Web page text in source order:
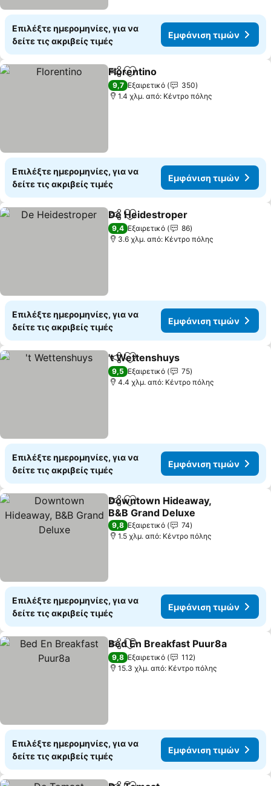
Επιλέξτε ημερομηνίες, για να
δείτε τις ακριβείς τιμές
Εμφάνιση τιμών
Κοινοποίηση
Προσθήκη στα αγαπημένα
Florentino
9,7 Εξαιρετικό
350
1.4 χλμ. από: Κέντρο πόλης
Επιλέξτε ημερομηνίες, για να
δείτε τις ακριβείς τιμές
Εμφάνιση τιμών
Κοινοποίηση
Προσθήκη στα αγαπημένα
De Heidestroper
9,4 Εξαιρετικό
86
3.6 χλμ. από: Κέντρο πόλης
Επιλέξτε ημερομηνίες, για να
δείτε τις ακριβείς τιμές
Εμφάνιση τιμών
Κοινοποίηση
Προσθήκη στα αγαπημένα
't Wettenshuys
9,5 Εξαιρετικό
75
4.4 χλμ. από: Κέντρο πόλης
Επιλέξτε ημερομηνίες, για να
δείτε τις ακριβείς τιμές
Εμφάνιση τιμών
Κοινοποίηση
Προσθήκη στα αγαπημένα
Downtown Hideaway,
B&B Grand Deluxe
Εμφάνιση τιμών
9,8 Εξαιρετικό
74
1.5 χλμ. από: Κέντρο πόλης
Επιλέξτε ημερομηνίες, για να
δείτε τις ακριβείς τιμές
Εμφάνιση τιμών
Κοινοποίηση
Προσθήκη στα αγαπημένα
Bed En Breakfast Puur8a
9,8 Εξαιρετικό
112
15.3 χλμ. από: Κέντρο πόλης
Επιλέξτε ημερομηνίες, για να
δείτε τις ακριβείς τιμές
Εμφάνιση τιμών